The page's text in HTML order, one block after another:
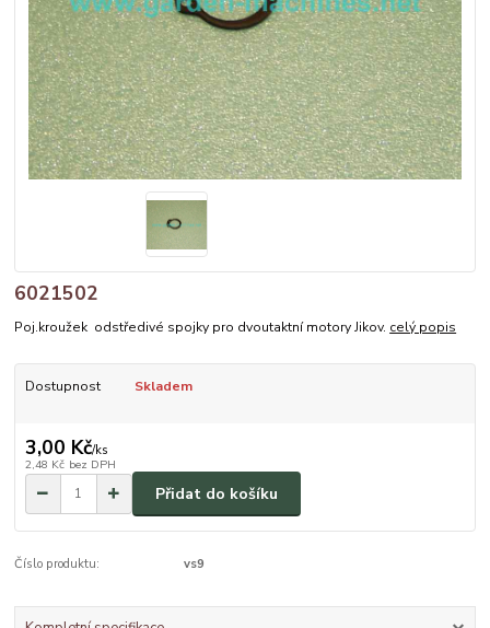
6021502
Poj.kroužek odstředivé spojky pro dvoutaktní motory Jikov. celý popis
Dostupnost Skladem
3,00 Kč/ks
2,48 Kč bez DPH
Přidat do košíku
Číslo produktu: vs9